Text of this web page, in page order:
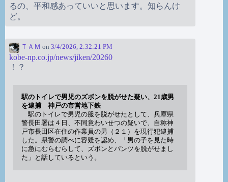
るの、平和感あっていいと思います。知らんけ
ど。
ＴＡＭ on 3/4/2026, 2:32:21 PM
kobe-np.co.jp/news/jiken/20260
！？
駅のトイレで男児のズボンを脱がせた疑い、21歳男
を逮捕 神戸の市営地下鉄
駅のトイレで男児の服を脱がせたとして、兵庫県
警長田署は４日、不同意わいせつの疑いで、自称神
戸市長田区在住の作業員の男（２１）を現行犯逮捕
した。県警の調べに容疑を認め、「男の子を見た時
に急にむらむらして、ズボンとパンツを脱がせまし
た」と話しているという。